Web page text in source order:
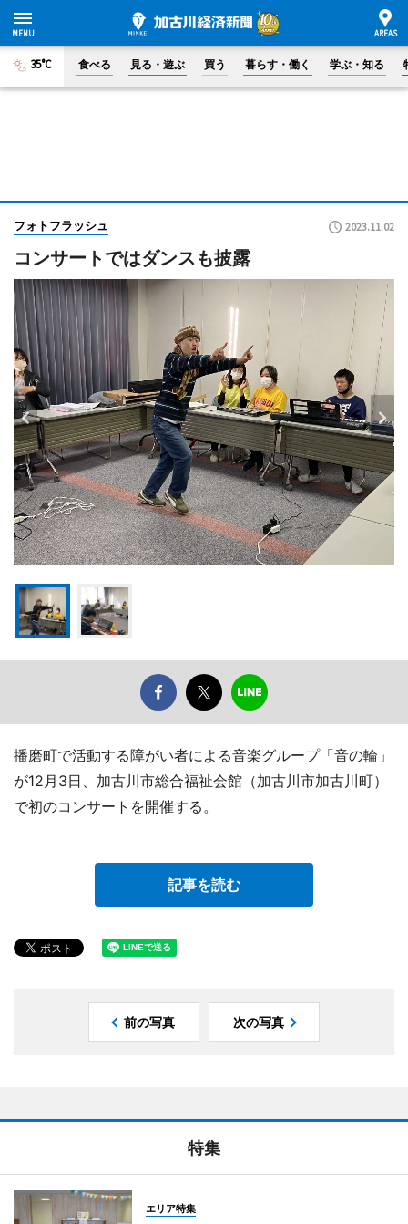
35°C 食べる 見る・遊ぶ 買う 暮らす・働く 学ぶ・知る
フォトフラッシュ 2023.11.02
コンサートではダンスも披露
播磨町で活動する障がい者による音楽グループ「音の輪」
が12月3日、加古川市総合福祉会館（加古川市加古川町）
で初のコンサートを開催する。
記事を読む
前の写真 次の写真
特集
エリア特集